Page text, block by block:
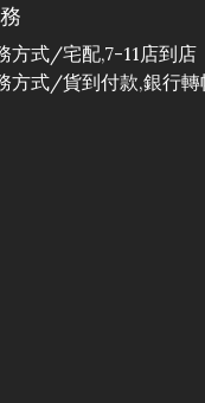
方式/宅配,7-11店到店
方式/貨到付款,銀行